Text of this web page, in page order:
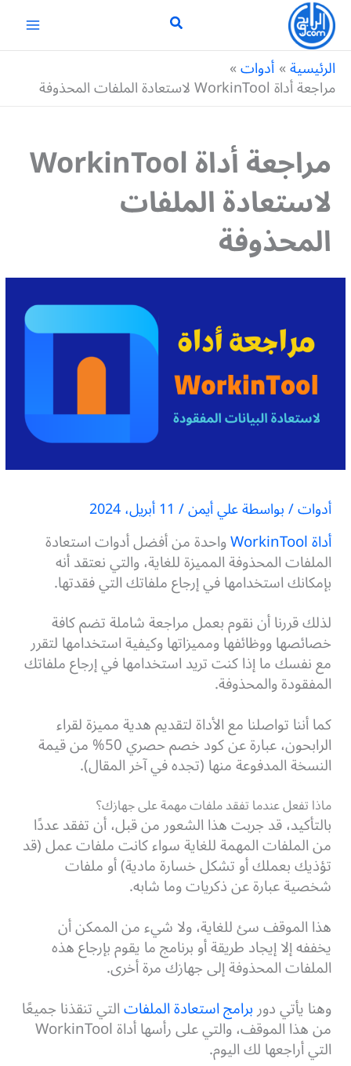
تخطي
المحتوى
الرئيسية أدوات
مراجعة أداة WorkinTool لاستعادة الملفات المحذوفة
مراجعة أداة WorkinTool
لاستعادة الملفات
المحذوفة
أدوات/ بواسطةعلي أيمن/ 11 أبريل، 2024
أداة WorkinTool واحدة من أفضل أدوات استعادة
الملفات المحذوفة المميزة للغاية، والتي نعتقد أنه
بإمكانك استخدامها في إرجاع ملفاتك التي فقدتها.
لذلك قررنا أن نقوم بعمل مراجعة شاملة تضم كافة
خصائصها ووظائفها ومميزاتها وكيفية استخدامها لتقرر
مع نفسك ما إذا كنت تريد استخدامها في إرجاع ملفاتك
المفقودة والمحذوفة.
كما أننا تواصلنا مع الأداة لتقديم هدية مميزة لقراء
الرابحون، عبارة عن كود خصم حصري 50% من قيمة
النسخة المدفوعة منها (تجده في آخر المقال).
ماذا تفعل عندما تفقد ملفات مهمة على جهازك؟
بالتأكيد، قد جربت هذا الشعور من قبل، أن تفقد عددًا
من الملفات المهمة للغاية سواء كانت ملفات عمل (قد
تؤذيك بعملك أو تشكل خسارة مادية) أو ملفات
شخصية عبارة عن ذكريات وما شابه.
هذا الموقف سئ للغاية، ولا شيء من الممكن أن
يخففه إلا إيجاد طريقة أو برنامج ما يقوم بإرجاع هذه
الملفات المحذوفة إلى جهازك مرة أخرى.
وهنا يأتي دوربرامج استعادة الملفاتالتي تنقذنا جميعًا
من هذا الموقف، والتي على رأسها أداة WorkinTool
التي أراجعها لك اليوم.